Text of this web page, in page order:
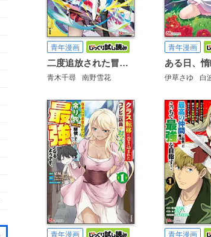
青年漫画
二度追放された冒険者、激レアスキル駆使して美少女軍団を育成中！ コミック版
青木千尋 南野雪花
青年漫画
伊草さゆ 白
青年漫画 青年漫画